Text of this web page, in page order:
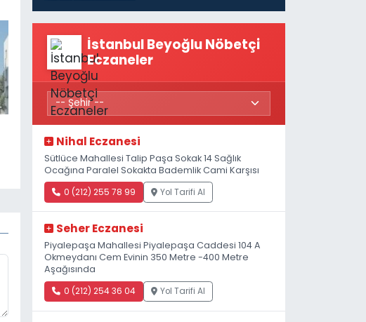
İstanbul Beyoğlu Nöbetçi
Eczaneler
Nihal Eczanesi
Sütlüce Mahallesi Talip Paşa Sokak 14 Sağlık
Ocağına Paralel Sokakta Bademlik Cami Karşısı
0 (212) 255 78 99 Yol Tarifi Al
Seher Eczanesi
Piyalepaşa Mahallesi Piyalepaşa Caddesi 104 A
Okmeydanı Cem Evinin 350 Metre -400 Metre
Aşağısında
0 (212) 254 36 04 Yol Tarifi Al